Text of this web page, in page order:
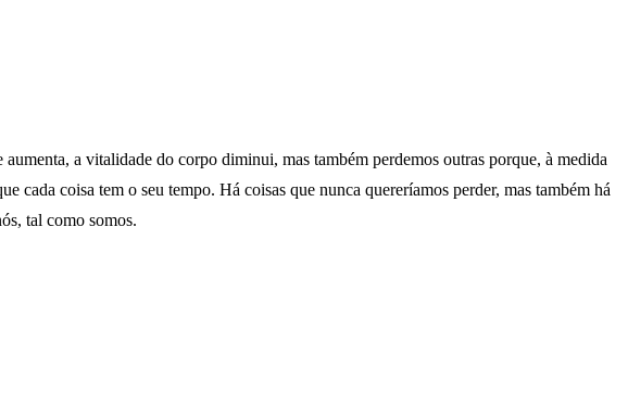
a vitalidade do corpo diminui, mas também perdemos outras porque, à medida
coisa tem o seu tempo. Há coisas que nunca quereríamos perder, mas também há
tal como somos.